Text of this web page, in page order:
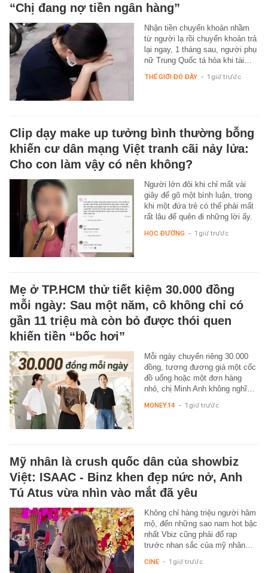
“Chị đang nợ tiền ngân hàng”
Nhận tiền chuyển khoản nhầm
từ người lạ rồi chuyển khoản trả
lại ngay, 1 tháng sau, người phụ
nữ Trung Quốc tá hỏa khi tài…
THẾ GIỚI ĐÓ ĐÂY - 1 giờ trước
Clip dạy make up tưởng bình thường bỗng
khiến cư dân mạng Việt tranh cãi nảy lửa:
Cho con làm vậy có nên không?
Người lớn đôi khi chỉ mất vài
giây để gõ một bình luận, trong
khi một đứa trẻ có thể phải mất
rất lâu để quên đi những lời ấy.
HỌC ĐƯỜNG - 1 giờ trước
Mẹ ở TP.HCM thử tiết kiệm 30.000 đồng
mỗi ngày: Sau một năm, cô không chỉ có
gần 11 triệu mà còn bỏ được thói quen
khiến tiền “bốc hơi”
Mỗi ngày chuyển riêng 30.000
đồng, tương đương giá một cốc
đồ uống hoặc một đơn hàng
nhỏ, chị Minh Anh không nghĩ…
MONEY.14 - 1 giờ trước
Mỹ nhân là crush quốc dân của showbiz
Việt: ISAAC - Binz khen đẹp nức nở, Anh
Tú Atus vừa nhìn vào mắt đã yêu
Không chỉ hàng triệu người hâm
mộ, đến những sao nam hot bậc
nhất Vbiz cũng phải đổ rạp
trước nhan sắc của mỹ nhân…
CINE - 1 giờ trước